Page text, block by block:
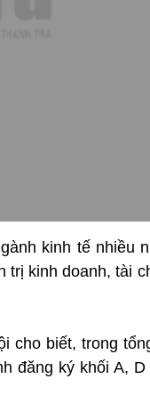
kinh tế nhiều
trị kinh doanh, tài
cho biết, trong
đăng ký khối A, D